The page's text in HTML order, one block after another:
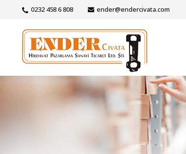
0232 458 6 808 ender@endercivata.com